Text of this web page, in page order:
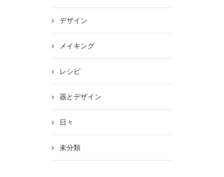
デザイン
メイキング
レシピ
器とデザイン
日々
未分類